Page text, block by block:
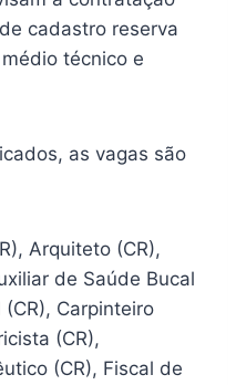
cadastro reserva
técnico e
as vagas são
Arquiteto (CR),
de Saúde Bucal
(CR), Carpinteiro
(CR),
(CR), Fiscal de